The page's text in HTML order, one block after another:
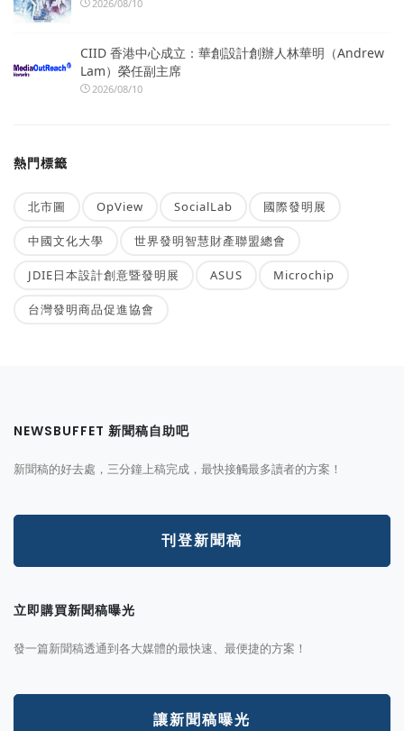
2026/08/10
CIID 香港中心成立：華創設計創辦人林華明（Andrew
Lam）榮任副主席
2026/08/10
熱門標籤
北市圖 OpView SocialLab 國際發明展
中國文化大學 世界發明智慧財產聯盟總會
JDIE日本設計創意暨發明展 ASUS Microchip
台灣發明商品促進協會
NEWSBUFFET 新聞稿自助吧
新聞稿的好去處，三分鐘上稿完成，最快接觸最多讀者的方案！
刊登新聞稿
立即購買新聞稿曝光
發一篇新聞稿透通到各大媒體的最快速、最便捷的方案！
讓新聞稿曝光